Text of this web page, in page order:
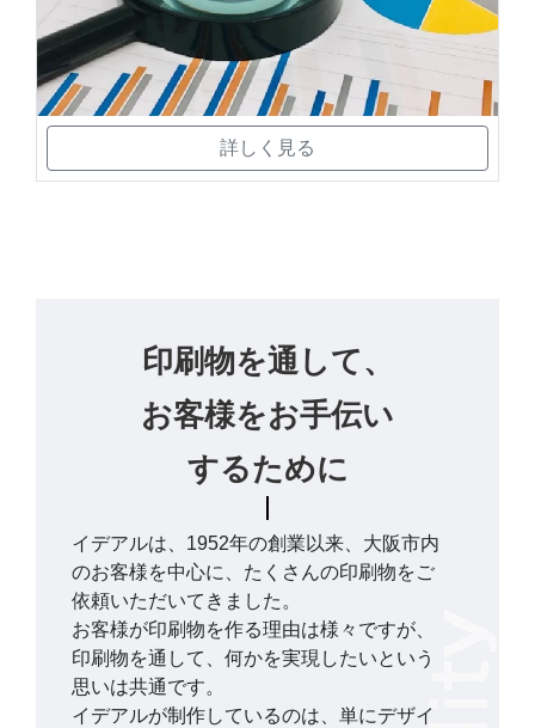
詳しく見る
印刷物を通して、
お客様をお手伝い
するために
イデアルは、1952年の創業以来、大阪市内
のお客様を中心に、たくさんの印刷物をご
依頼いただいてきました。
お客様が印刷物を作る理由は様々ですが、
印刷物を通して、何かを実現したいという
思いは共通です。
イデアルが制作しているのは、単にデザイ